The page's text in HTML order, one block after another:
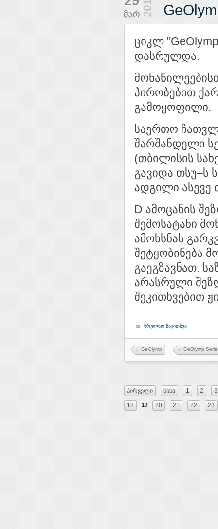
ციკლ
დასრულდა.
პირობებით
გამოყოფილი.
საერთო
შარშანდელი
(თბილისის
გავიდა თსუ–ს
ადგილი ასევე
D ამოცანის
შემოსატანი
ამოხსნას
შეტყობინება
გაეგზავნათ.
არასრული
შეკითხვებით
სრულად წაკითხვა
GeOlymp GeOlymp
პირველი წინა 1 2 3
18 19 20 21 22 23